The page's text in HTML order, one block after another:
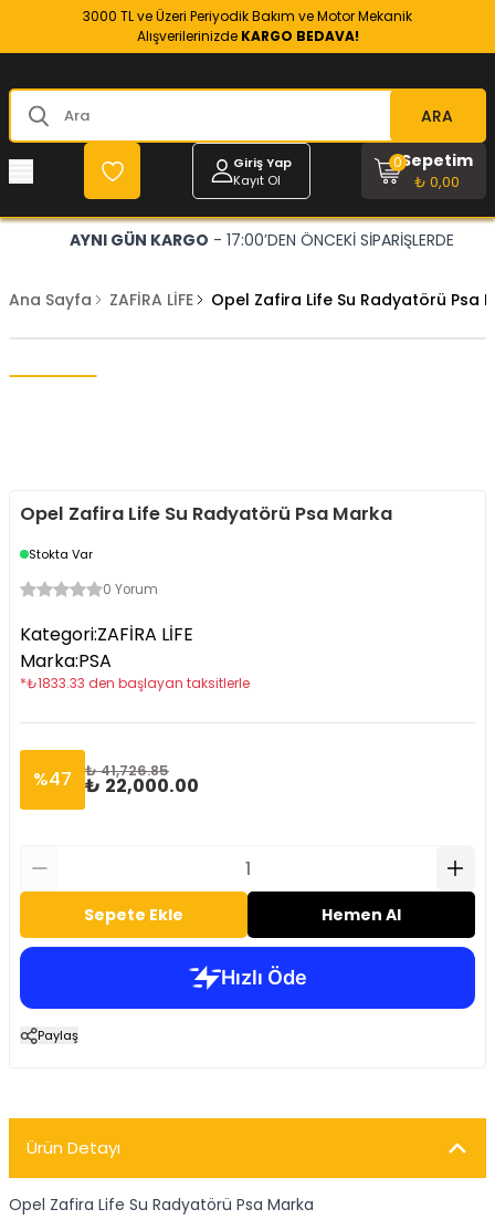
3000 TL ve Üzeri Periyodik Bakım ve Motor Mekanik
Alışverilerinizde KARGO BEDAVA!
ARA
Giriş Yap
Kayıt Ol
Sepetim
₺ 0,00
0
AYNI GÜN KARGO - 17:00’DEN ÖNCEKİ SİPARİŞLERDE
Ana Sayfa ZAFİRA LİFE Opel Zafira Life Su Radyatörü Psa
Opel Zafira Life Su Radyatörü Psa Marka
Stokta Var
0 Yorum
Kategori:ZAFİRA LİFE
Marka:PSA
*₺1833.33 den başlayan taksitlerle
%47 ₺ 41,726.85
₺ 22,000.00
Sepete Ekle Hemen Al
Paylaş
Ürün Detayı
Opel Zafira Life Su Radyatörü Psa Marka